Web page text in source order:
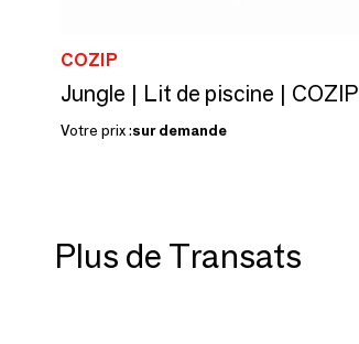
COZIP
Jungle | Lit de piscine | COZIP
Votre prix :sur demande
Plus de Transats